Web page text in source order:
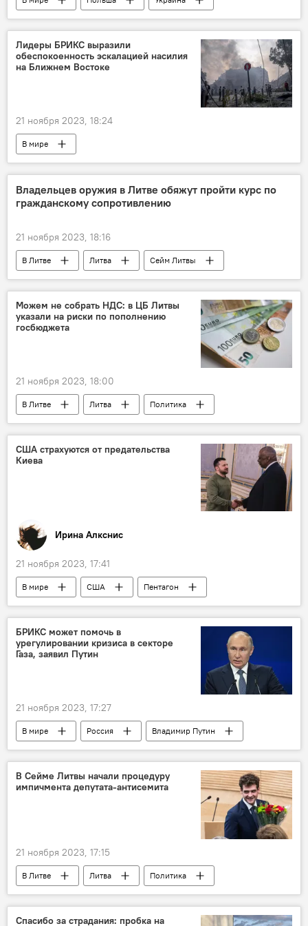
Происшествия
необычные происшествия
пьяный водитель
дорожное происшествие
ДТП
Общество полиция Польши
Лидеры БРИКС выразили
обеспокоенность эскалацией насилия
на Ближнем Востоке
21 ноября 2023, 18:24
В мире
Обострение израильско-палестинского конфликта
Владельцев оружия в Литве обяжут пройти курс по
гражданскому сопротивлению
21 ноября 2023, 18:16
В Литве Литва Сейм Литвы
Можем не собрать НДС: в ЦБ Литвы
указали на риски по пополнению
госбюджета
21 ноября 2023, 18:00
В Литве Литва
Политика
бюджет
государственный бюджет
Банк Литвы
США страхуются от предательства
Киева
Ирина Алкснис
21 ноября 2023, 17:41
В мире США
Пентагон
Украина
Владимир Зеленский
БРИКС может помочь в
урегулировании кризиса в секторе
Газа, заявил Путин
21 ноября 2023, 17:27
В мире Россия
Владимир Путин
Сектор Газа
Палестина
Израиль
Обострение израильско-палестинского конфликта
В Сейме Литвы начали процедуру
импичмента депутата-антисемита
21 ноября 2023, 17:15
В Литве Литва
Политика
Общество
Сейм Литвы
импичмент
Ремигиюс Жемайтайтис
антисемитизм
Спасибо за страдания: пробка на